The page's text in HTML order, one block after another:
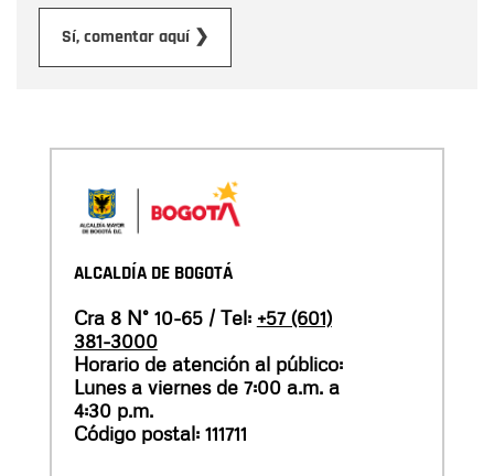
Sí, comentar aquí ❯
ALCALDÍA DE BOGOTÁ
Cra 8 N° 10-65 / Tel: +57 (601)
381-3000
Horario de atención al público:
Lunes a viernes de 7:00 a.m. a
4:30 p.m.
Código postal: 111711